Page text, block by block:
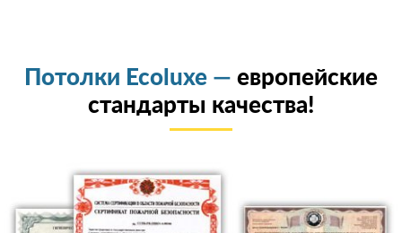
Потолки Ecoluxe — европейские
стандарты качества!